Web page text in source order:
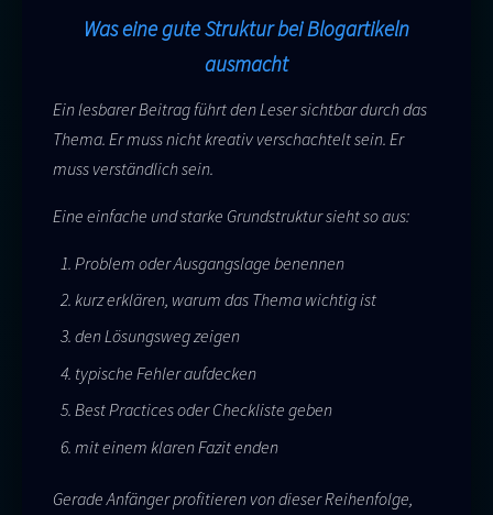
Was eine gute Struktur bei Blogartikeln
ausmacht
Ein lesbarer Beitrag führt den Leser sichtbar durch das
Thema. Er muss nicht kreativ verschachtelt sein. Er
muss verständlich sein.
Eine einfache und starke Grundstruktur sieht so aus:
Problem oder Ausgangslage benennen
kurz erklären, warum das Thema wichtig ist
den Lösungsweg zeigen
typische Fehler aufdecken
Best Practices oder Checkliste geben
mit einem klaren Fazit enden
Gerade Anfänger profitieren von dieser Reihenfolge,